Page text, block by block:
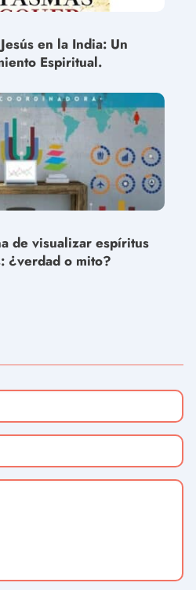
en la India: Un
Espiritual.
de visualizar espíritus
¿verdad o mito?